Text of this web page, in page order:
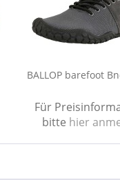
BALLOP barefoot
Für
bitte hier